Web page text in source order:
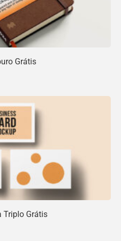
Grátis
Triplo Grátis